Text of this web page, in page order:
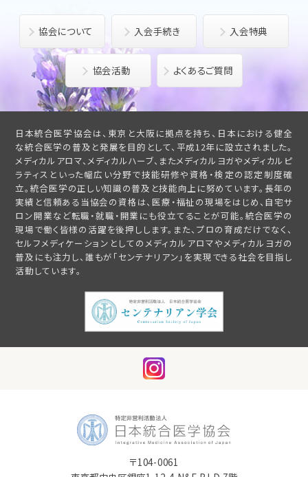
協会について 入会手続き 入会特典
協会活動 よくあるご質問
日本統合医学協会は、東京と大阪に拠点を持ち、日本における健全
な統合医学の普及と発展を目的として、平成12年に設立されました。
メディカルアロマ、メディカルハーブ、またメディカルヨガやメディカルピ
ラティスといった幅広い分野で技能研修や資格・検定の認定制度確
立。統合医学の正しい知識の普及と技能向上に努めています。長年の
実績と信頼ある当協会の資格は、医療・福祉の現場をはじめ、自宅サ
ロン開業など転職・就職・開業にも役立てることが可能。統合医学の
現場で働く皆様の活躍を後押しします。また、プロの育成だけでなく、
セルフメディケーションとしてのメディカルアロマやメディカルヨガの
普及にも注力し、誰もが「センテナリアン」を実現できる社会を目指し
活動しています。
〒104-0061